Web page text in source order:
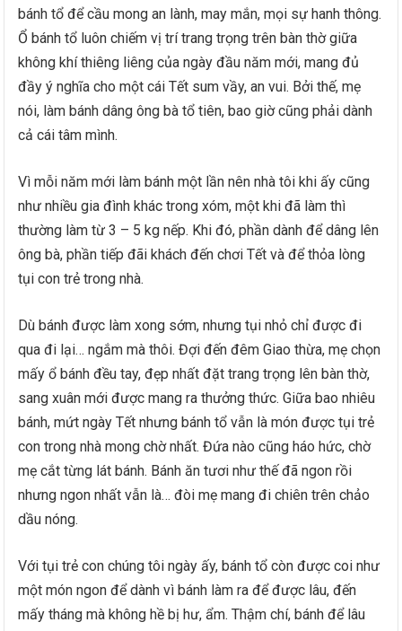
bánh tổ để cầu mong an lành, may mắn, mọi sự hanh thông.
Ổ bánh tổ luôn chiếm vị trí trang trọng trên bàn thờ giữa
không khí thiêng liêng của ngày đầu năm mới, mang đủ
đầy ý nghĩa cho một cái Tết sum vầy, an vui. Bởi thế, mẹ
nói, làm bánh dâng ông bà tổ tiên, bao giờ cũng phải dành
cả cái tâm mình.
Vì mỗi năm mới làm bánh một lần nên nhà tôi khi ấy cũng
như nhiều gia đình khác trong xóm, một khi đã làm thì
thường làm từ 3 – 5 kg nếp. Khi đó, phần dành để dâng lên
ông bà, phần tiếp đãi khách đến chơi Tết và để thỏa lòng
tụi con trẻ trong nhà.
Dù bánh được làm xong sớm, nhưng tụi nhỏ chỉ được đi
qua đi lại… ngắm mà thôi. Đợi đến đêm Giao thừa, mẹ chọn
mấy ổ bánh đều tay, đẹp nhất đặt trang trọng lên bàn thờ,
sang xuân mới được mang ra thưởng thức. Giữa bao nhiêu
bánh, mứt ngày Tết nhưng bánh tổ vẫn là món được tụi trẻ
con trong nhà mong chờ nhất. Đứa nào cũng háo hức, chờ
mẹ cắt từng lát bánh. Bánh ăn tươi như thế đã ngon rồi
nhưng ngon nhất vẫn là… đòi mẹ mang đi chiên trên chảo
dầu nóng.
Với tụi trẻ con chúng tôi ngày ấy, bánh tổ còn được coi như
một món ngon để dành vì bánh làm ra để được lâu, đến
mấy tháng mà không hề bị hư, ẩm. Thậm chí, bánh để lâu